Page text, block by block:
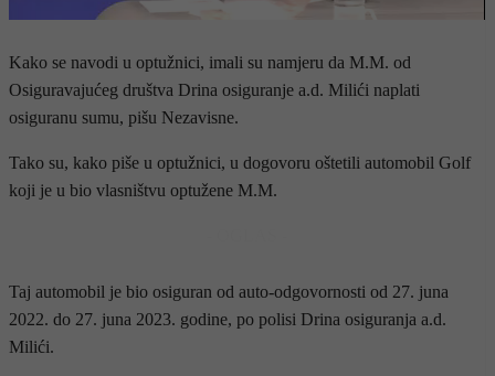
Kako se navodi u optužnici, imali su namjeru da M.M. od
Osiguravajućeg društva Drina osiguranje a.d. Milići naplati
osiguranu sumu, pišu Nezavisne.
Tako su, kako piše u optužnici, u dogovoru oštetili automobil Golf
koji je u bio vlasništvu optužene M.M.
Taj automobil je bio osiguran od auto-odgovornosti od 27. juna
2022. do 27. juna 2023. godine, po polisi Drina osiguranja a.d.
Milići.